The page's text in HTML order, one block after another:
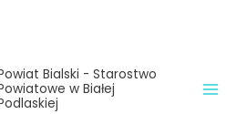
Bialski - Starostwo
w Białej